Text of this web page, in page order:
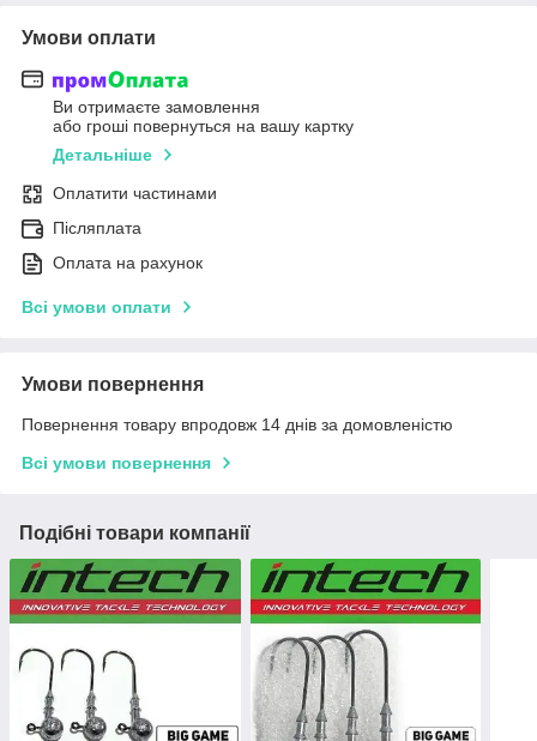
Умови оплати
Ви отримаєте замовлення
або гроші повернуться на вашу картку
Детальніше
Оплатити частинами
Післяплата
Оплата на рахунок
Всі умови оплати
Умови повернення
Повернення товару впродовж 14 днів за домовленістю
Всі умови повернення
Подібні товари компанії